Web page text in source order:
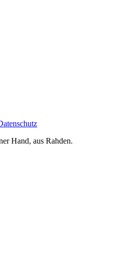
Hand, aus Rahden.